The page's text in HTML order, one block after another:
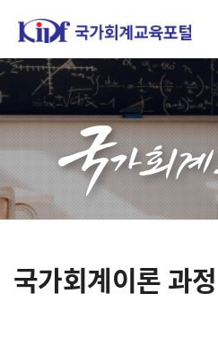
홈페이지가 새롭게 개편되었
한국조세재정연구원홈페이
국가회계이론 과정